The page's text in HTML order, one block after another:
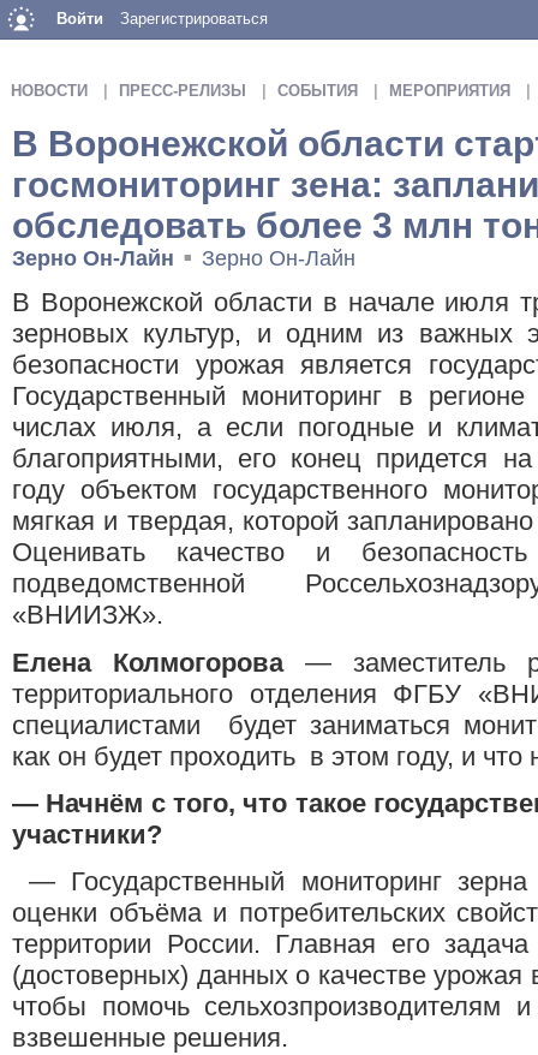
Войти Зарегистрироваться
НОВОСТИ ПРЕСС-РЕЛИЗЫ СОБЫТИЯ МЕРОПРИЯТИЯ
В Воронежской области
госмониторинг зена:
обследовать более 3 млн
Зерно Он-Лайн ■ Зерно Он-Лайн
В Воронежской области в начале июля
зерновых культур, и одним из важных
безопасности урожая является
Государственный мониторинг в
числах июля, а если погодные и
благоприятными, его конец придется
году объектом государственного
мягкая и твердая, которой
Оценивать качество и
подведомственной
«ВНИИЗЖ».
Елена Колмогорова— заместитель
территориального отделения ФГБУ
специалистами будет заниматься
как он будет проходить в этом году, и что
— Начнём с того, что такое
участники?
— Государственный мониторинг
оценки объёма и потребительских
территории России. Главная его
(достоверных) данных о качестве
чтобы помочь сельхозпроизводителям
взвешенные решения.